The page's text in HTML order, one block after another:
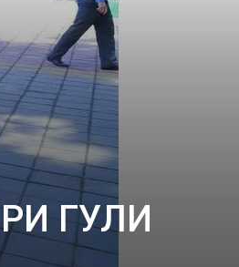
ГУЛИ